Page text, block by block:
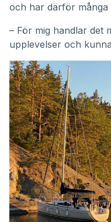
och har därför många
– För mig handlar det
upplevelser och